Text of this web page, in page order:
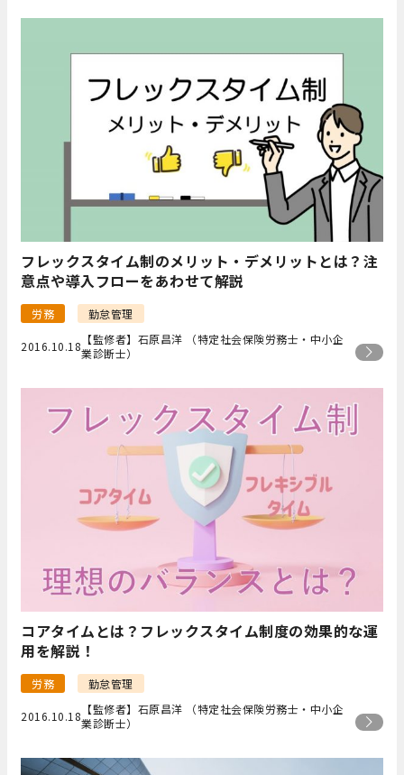
フレックスタイム制のメリット・デメリットとは？注
意点や導入フローをあわせて解説
労務 勤怠管理
2016.10.18 【監修者】石原昌洋 （特定社会保険労務士・中小企
業診断士）
コアタイムとは？フレックスタイム制度の効果的な運
用を解説！
労務 勤怠管理
2016.10.18 【監修者】石原昌洋 （特定社会保険労務士・中小企
業診断士）